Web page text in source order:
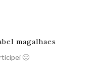
magalhaes
🙂